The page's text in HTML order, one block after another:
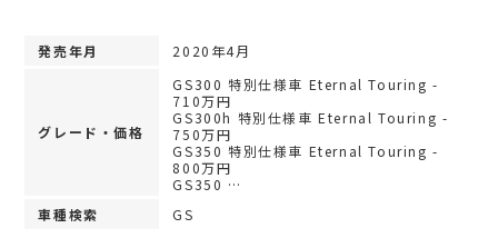
発売年月 2020年4月
グレード・価格
GS300 特別仕様車 Eternal Touring -
710万円
GS300h 特別仕様車 Eternal Touring -
750万円
GS350 特別仕様車 Eternal Touring -
800万円
GS350 …
車種検索
GS